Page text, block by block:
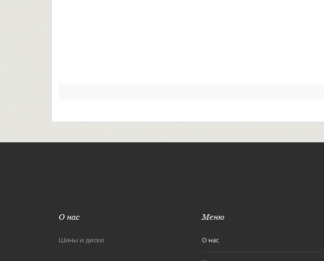
О нас
Шины и диски
Меню
О нас